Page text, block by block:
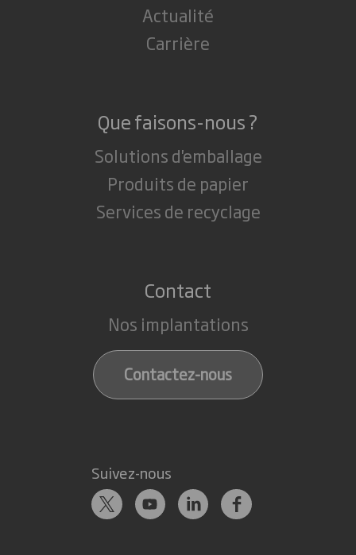
Actualité
Carrière
Que faisons-nous ?
Solutions d'emballage
Produits de papier
Services de recyclage
Contact
Nos implantations
Contactez-nous
Suivez-nous